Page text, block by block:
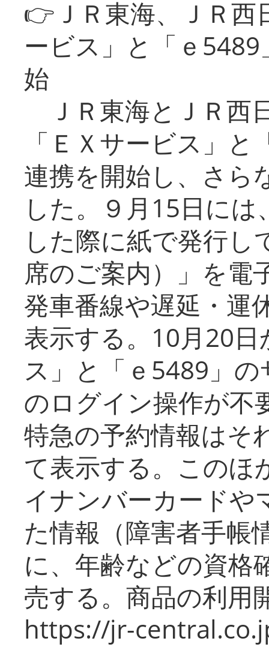
👉ＪＲ東海、ＪＲ
ービス」と「ｅ
始
ＪＲ東海とＪＲ西
「ＥＸサービス」
連携を開始し、さら
した。９月15日に
した際に紙で発行し
席のご案内）」を電
発車番線や遅延・運
表示する。10月20
ス」と「ｅ5489」
のログイン操作が不
特急の予約情報はそ
て表示する。このほ
イナンバーカードや
た情報（障害者手帳
に、年齢などの資格
売する。商品の利用
https://jr-